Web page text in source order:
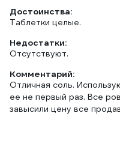
Достоинства:
Таблетки целые.
Недостатки:
Отсутствуют.
Комментарий:
Отличная соль.
ее не первый раз. Все
завысили цену все